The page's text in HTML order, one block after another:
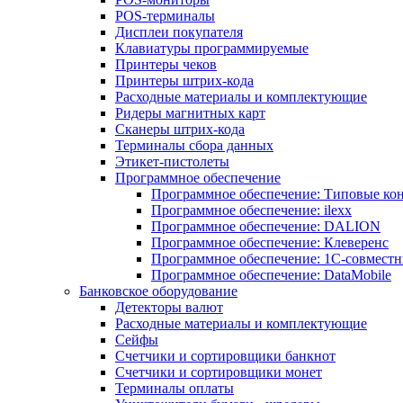
POS-терминалы
Дисплеи покупателя
Клавиатуры программируемые
Принтеры чеков
Принтеры штрих-кода
Расходные материалы и комплектующие
Ридеры магнитных карт
Сканеры штрих-кода
Терминалы сбора данных
Этикет-пистолеты
Программное обеспечение
Программное обеспечение: Типовые
Программное обеспечение: ilexx
Программное обеспечение: DALION
Программное обеспечение: Клеверенс
Программное обеспечение: 1С-
Программное обеспечение: DataMobile
Банковское оборудование
Детекторы валют
Расходные материалы и комплектующие
Сейфы
Счетчики и сортировщики банкнот
Счетчики и сортировщики монет
Терминалы оплаты